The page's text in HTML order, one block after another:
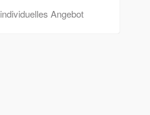
individuelles Angebot